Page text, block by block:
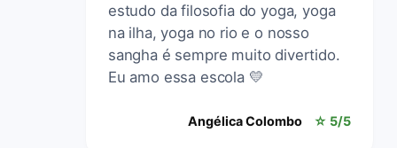
estudo da filosofia do yoga, yoga
na ilha, yoga no rio e o nosso
sangha é sempre muito divertido.
Eu amo essa escola 💛
Angélica Colombo ☆ 5/5